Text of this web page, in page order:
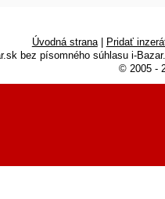
Úvodná strana| Pridať
bez písomného súhlasu i-
© 2005 -